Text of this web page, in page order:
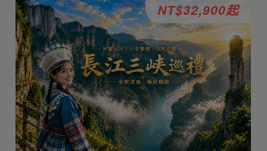
NT$32,900起